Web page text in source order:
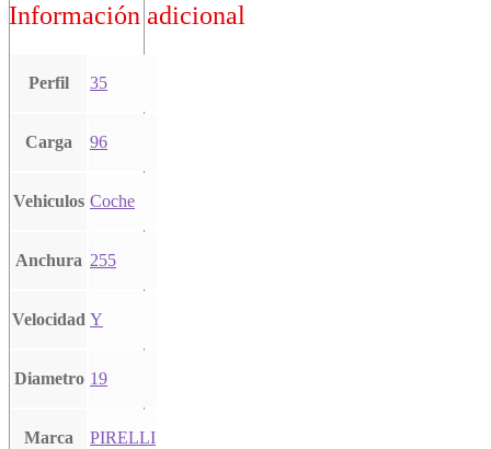
Información adicional
Perfil 35
Carga 96
Vehiculos Coche
Anchura 255
Velocidad Y
Diametro 19
Marca PIRELLI